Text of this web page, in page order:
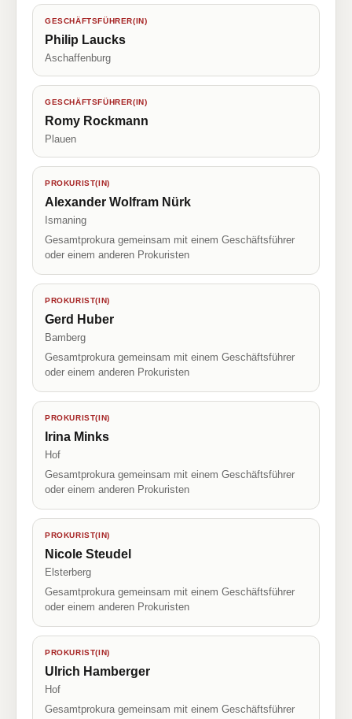
GESCHÄFTSFÜHRER(IN)
Philip Laucks
Aschaffenburg
GESCHÄFTSFÜHRER(IN)
Romy Rockmann
Plauen
PROKURIST(IN)
Alexander Wolfram Nürk
Ismaning
Gesamtprokura gemeinsam mit einem Geschäftsführer
oder einem anderen Prokuristen
PROKURIST(IN)
Gerd Huber
Bamberg
Gesamtprokura gemeinsam mit einem Geschäftsführer
oder einem anderen Prokuristen
PROKURIST(IN)
Irina Minks
Hof
Gesamtprokura gemeinsam mit einem Geschäftsführer
oder einem anderen Prokuristen
PROKURIST(IN)
Nicole Steudel
Elsterberg
Gesamtprokura gemeinsam mit einem Geschäftsführer
oder einem anderen Prokuristen
PROKURIST(IN)
Ulrich Hamberger
Hof
Gesamtprokura gemeinsam mit einem Geschäftsführer